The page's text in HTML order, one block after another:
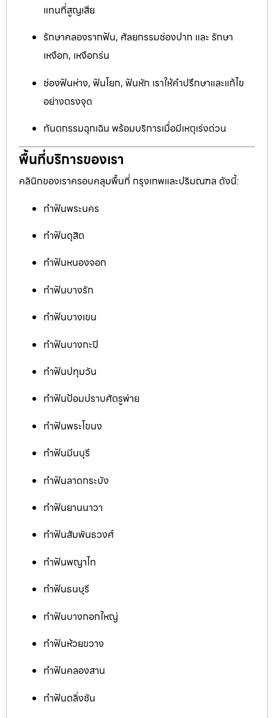
แทนที่สูญเสีย
รักษาคลองรากฟัน, ศัลยกรรมช่องปาก และ รักษา
เหงือก, เหงือกร่น
ช่องฟันห่าง, ฟันโยก, ฟันหัก เราให้คำปรึกษาและแก้ไข
อย่างตรงจุด
ทันตกรรมฉุกเฉิน พร้อมบริการเมื่อมีเหตุเร่งด่วน
พื้นที่บริการของเรา
คลินิกของเราครอบคลุมพื้นที่ กรุงเทพและปริมณฑล ดังนี้:
ทำฟันพระนคร
ทำฟันดุสิต
ทำฟันหนองจอก
ทำฟันบางรัก
ทำฟันบางเขน
ทำฟันบางกะปิ
ทำฟันปทุมวัน
ทำฟันป้อมปราบศัตรูพ่าย
ทำฟันพระโขนง
ทำฟันมีนบุรี
ทำฟันลาดกระบัง
ทำฟันยานนาวา
ทำฟันสัมพันธวงศ์
ทำฟันพญาไท
ทำฟันธนบุรี
ทำฟันบางกอกใหญ่
ทำฟันห้วยขวาง
ทำฟันคลองสาน
ทำฟันตลิ่งชัน